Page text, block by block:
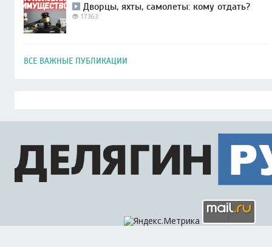
Дворцы, яхты, самолеты: кому отдать?
17363
ВСЕ ВАЖНЫЕ ПУБЛИКАЦИИ